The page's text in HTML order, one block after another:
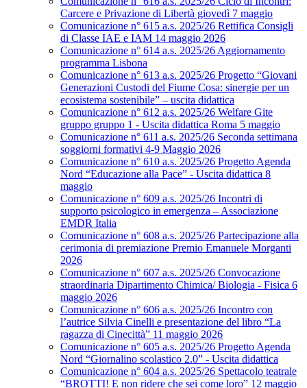
Carcere e Privazione di Libertà giovedì 7 maggio
Comunicazione n° 615 a.s. 2025/26 Rettifica Consigli
di Classe IAE e IAM 14 maggio 2026
Comunicazione n° 614 a.s. 2025/26 Aggiornamento
programma Lisbona
Comunicazione n° 613 a.s. 2025/26 Progetto “Giovani
Generazioni Custodi del Fiume Cosa: sinergie per un
ecosistema sostenibile” – uscita didattica
Comunicazione n° 612 a.s. 2025/26 Welfare Gite
gruppo gruppo 1 - Uscita didattica Roma 5 maggio
Comunicazione n° 611 a.s. 2025/26 Seconda settimana
soggiorni formativi 4-9 Maggio 2026
Comunicazione n° 610 a.s. 2025/26 Progetto Agenda
Nord “Educazione alla Pace” - Uscita didattica 8
maggio
Comunicazione n° 609 a.s. 2025/26 Incontri di
supporto psicologico in emergenza – Associazione
EMDR Italia
Comunicazione n° 608 a.s. 2025/26 Partecipazione alla
cerimonia di premiazione Premio Emanuele Morganti
2026
Comunicazione n° 607 a.s. 2025/26 Convocazione
straordinaria Dipartimento Chimica/ Biologia - Fisica 6
maggio 2026
Comunicazione n° 606 a.s. 2025/26 Incontro con
l’autrice Silvia Cinelli e presentazione del libro “La
ragazza di Cinecittà” 11 maggio 2026
Comunicazione n° 605 a.s. 2025/26 Progetto Agenda
Nord “Giornalino scolastico 2.0” - Uscita didattica
Comunicazione n° 604 a.s. 2025/26 Spettacolo teatrale
“BROTTI! E non ridere che sei come loro” 12 maggio